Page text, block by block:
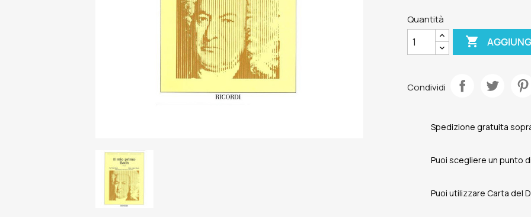
Quantità

Condividi
Spedizione gratuita
Puoi scegliere un punto
Puoi utilizzare Carta del